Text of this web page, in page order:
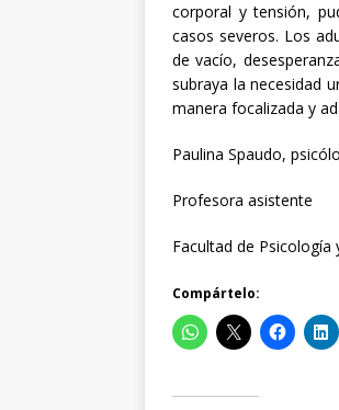
corporal y tensión,
casos severos. Los
de vacío,
subraya la necesidad
manera focalizada y
Paulina Spaudo,
Profesora asistente
Facultad de Psicología
Compártelo: